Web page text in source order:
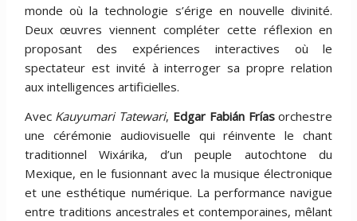
monde où la technologie s’érige en nouvelle divinité.
Deux œuvres viennent compléter cette réflexion en
proposant des expériences interactives où le
spectateur est invité à interroger sa propre relation
aux intelligences artificielles.
Avec Kauyumari Tatewari, Edgar Fabián Fríasorchestre
une cérémonie audiovisuelle qui réinvente le chant
traditionnel Wixárika, d’un peuple autochtone du
Mexique, en le fusionnant avec la musique électronique
et une esthétique numérique. La performance navigue
entre traditions ancestrales et contemporaines, mêlant